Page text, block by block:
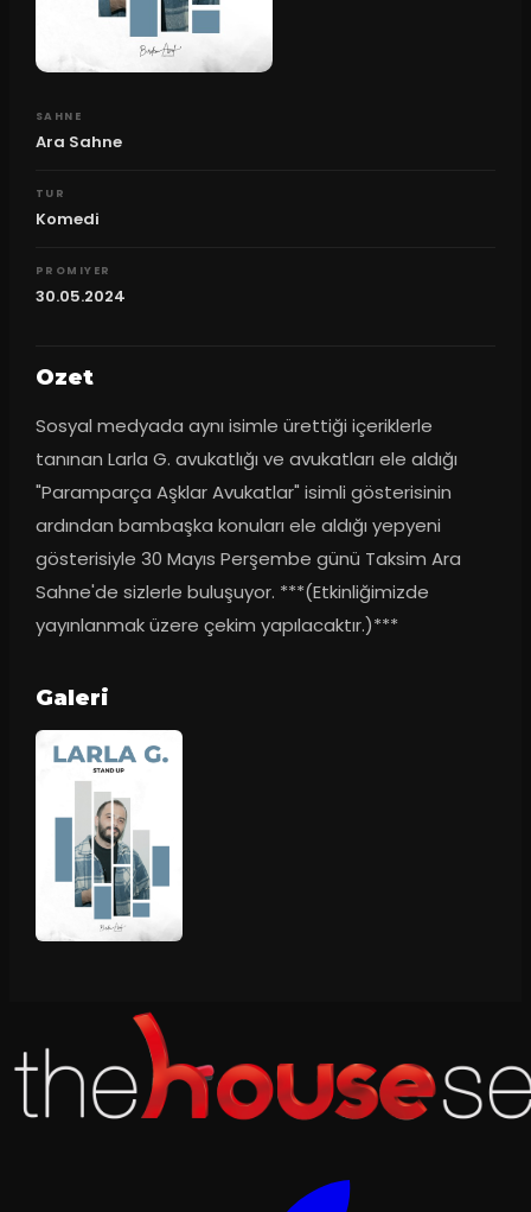
SAHNE
Ara Sahne
TUR
Komedi
PROMIYER
30.05.2024
Ozet
Sosyal medyada aynı isimle ürettiği içeriklerle
tanınan Larla G. avukatlığı ve avukatları ele aldığı
"Paramparça Aşklar Avukatlar" isimli gösterisinin
ardından bambaşka konuları ele aldığı yepyeni
gösterisiyle 30 Mayıs Perşembe günü Taksim Ara
Sahne'de sizlerle buluşuyor. ***(Etkinliğimizde
yayınlanmak üzere çekim yapılacaktır.)***
Galeri